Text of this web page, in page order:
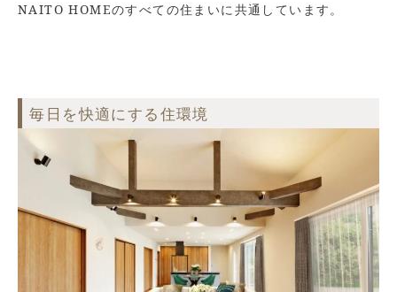
NAITO HOMEのすべての住まいに共通しています。
毎日を快適にする住環境